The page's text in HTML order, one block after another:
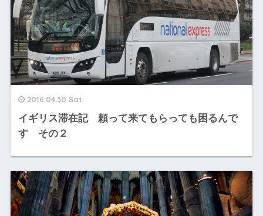
2016.04.30 Sat
イギリス滞在記 頼って来てもらっても困るんで
す その２